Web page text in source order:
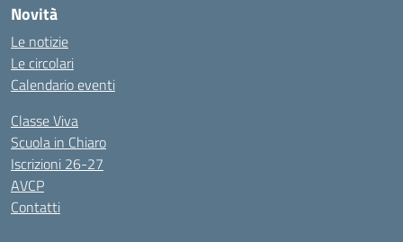
Novità
Le notizie
Le circolari
Calendario eventi
Classe Viva
Scuola in Chiaro
Iscrizioni 26-27
AVCP
Contatti